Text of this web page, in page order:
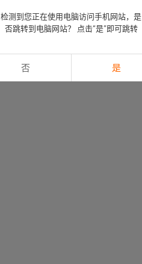
检测到您正在使用电脑访问手机网站，是
否跳转到电脑网站？ 点击“是”即可跳转
否 是